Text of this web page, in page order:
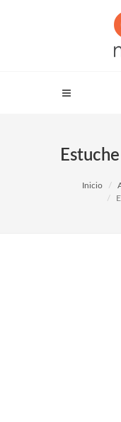
Inicio